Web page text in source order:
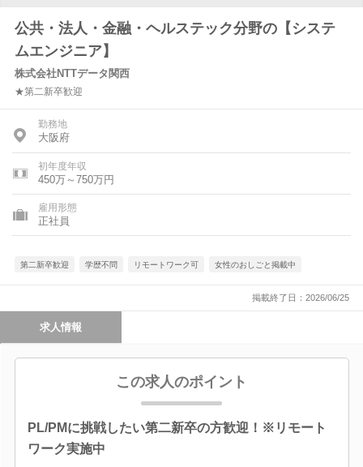
公共・法人・金融・ヘルステック分野の【システ
ムエンジニア】
株式会社NTTデータ関西
★第二新卒歓迎
勤務地
大阪府
初年度年収
450万～750万円
雇用形態
正社員
第二新卒歓迎 学歴不問 リモートワーク可 女性のおしごと掲載中
掲載終了日：2026/06/25
求人情報
この求人のポイント
PL/PMに挑戦したい第二新卒の方歓迎！※リモート
ワーク実施中